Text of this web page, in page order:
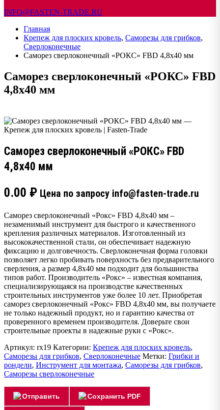
INFO@FASTEN-TRADE.RU
Главная
Крепеж для плоских кровель, Саморезы для грибков,
Сверлоконечные
Саморез сверлоконечный «РОКС» FBD 4,8х40 мм
Саморез сверлоконечный «РОКС» FBD
4,8х40 мм
Саморез сверлоконечный «РОКС» FBD
4,8х40 мм
0.00 ₽ Цена по запросу info@fasten-trade.ru
Саморез сверлоконечный «Рокс» FBD 4,8х40 мм –
незаменимый инструмент для быстрого и качественного
крепления различных материалов. Изготовленный из
высококачественной стали, он обеспечивает надежную
фиксацию и долговечность. Сверлоконечная форма головки
позволяет легко пробивать поверхность без предварительного
сверления, а размер 4,8х40 мм подходит для большинства
типов работ. Производитель «Рокс» – известная компания,
специализирующаяся на производстве качественных
строительных инструментов уже более 10 лет. Приобретая
саморез сверлоконечный «Рокс» FBD 4,8х40 мм, вы получаете
не только надежный продукт, но и гарантию качества от
проверенного временем производителя. Доверьте свои
строительные проекты в надежные руки с «Рокс».
Артикул: rx19 Категории: Крепеж для плоских кровель,
Саморезы для грибков, Сверлоконечные Метки: Грибки и
рондели, Инструмент для монтажа, Саморезы для грибков,
Саморезы сверлоконечные
Отправить Сохранить PDF